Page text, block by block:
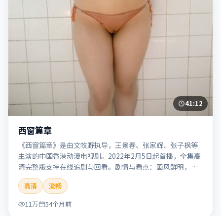
41:12
西窗篇章
《西窗篇章》是由文牧野执导，王景春、张家辉、张子枫等
主演的中国香港动漫电视剧。2022年2月5日起首播，全集高
清完整版支持在线追剧与回看。剧情与看点：画风鲜明，想
象力丰富，剧情适合青少年与动画爱好者。本片适合检索
「西窗篇章」「文牧野」「动漫」「中国香港」「2022」
「2022-02-05上映」等关键词的影迷阅读简介与主创信息。
高清
流畅
11万
54个月前